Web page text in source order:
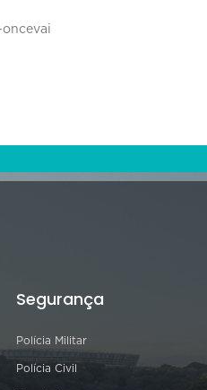
Segurança
Polícia Militar
Polícia Civil